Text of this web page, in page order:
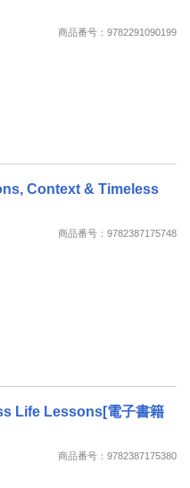
商品番号：9782291090199
Context & Timeless
商品番号：9782387175748
Life Lessons[電子書籍
商品番号：9782387175380